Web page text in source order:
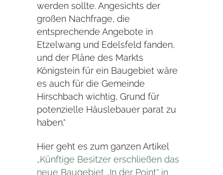
werden sollte. Angesichts der
großen Nachfrage, die
entsprechende Angebote in
Etzelwang und Edelsfeld fanden,
und der Pläne des Markts
Königstein für ein Baugebiet wäre
es auch für die Gemeinde
Hirschbach wichtig, Grund für
potenzielle Häuslebauer parat zu
haben.“
Hier geht es zum ganzen Artikel
„Künftige Besitzer erschließen das
neue Baugebiet „In der Point“ in